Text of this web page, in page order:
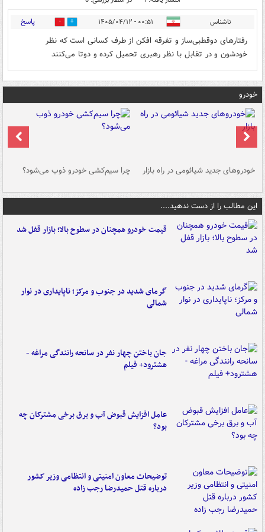
ناشناس ۰۰:۵۱ - ۱۴۰۵/۰۴/۱۲ 1 پاسخ
رفتارهای دوقطبی‌ساز و تفرقه افکن از طرف کسانی است که نظر
خودشون و در تقابل با نظر رهبری تحمیل کرده و دو‌تا می‌کنند
خودرو
خودروهای جدید شیائومی در راه بازار چرا سیم‌کشی خودرو ذوب می‌شود؟
این مطالب را از دست ندهید....
قیمت خودرو همچنان در سطوح بالا؛ بازار قفل شد
گرمای شدید در جنوب و مرکز؛ ناپایداری در نوار
شمالی
جان باختن چهار نفر در سانحه رانندگی مراغه -
هشترود+ فیلم
عامل افزایش قبوض آب و برق برخی مشترکان چه
بود؟
توضیحات معاون امنیتی و انتظامی وزیر کشور
درباره قتل حمیدرضا رجب زاده